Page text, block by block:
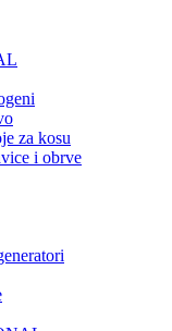
za kosu
i obrve